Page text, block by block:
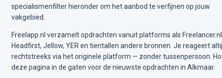
specialismenfilter hieronder om het aanbod te verfijnen op jouw
vakgebied.
Freelapp.nl verzamelt opdrachten vanuit platforms als
Headfirst, Jellow, YER en tientallen andere bronnen. Je reageert
rechtstreeks via het originele platform — zonder tussenpersoon.
deze pagina in de gaten voor de nieuwste opdrachten in Alkmaar.